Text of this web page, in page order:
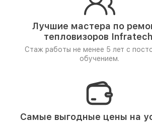
Лучшие мастера по
тепловизоров
Стаж работы не менее 5 лет с
обучением.
Самые выгодные цены на